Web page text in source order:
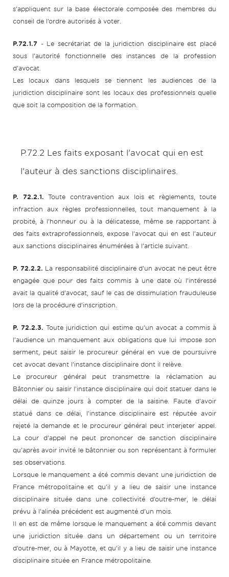
s’appliquent sur la base électorale composée des membres du
conseil de l’ordre autorisés à voter.
P.72.1.7 - Le secrétariat de la juridiction disciplinaire est placé
sous l’autorité fonctionnelle des instances de la profession
d’avocat.
Les locaux dans lesquels se tiennent les audiences de la
juridiction disciplinaire sont les locaux des professionnels quelle
que soit la composition de la formation.
P.72.2 Les faits exposant l’avocat qui en est
l’auteur à des sanctions disciplinaires.
P. 72.2.1. Toute contravention aux lois et règlements, toute
infraction aux règles professionnelles, tout manquement à la
probité, à l’honneur ou à la délicatesse, même se rapportant à
des faits extraprofessionnels, expose l’avocat qui en est l’auteur
aux sanctions disciplinaires énumérées à l’article suivant.
P. 72.2.2. La responsabilité disciplinaire d’un avocat ne peut être
engagée que pour des faits commis à une date où l’intéressé
avait la qualité d’avocat, sauf le cas de dissimulation frauduleuse
lors de la procédure d’inscription.
P. 72.2.3. Toute juridiction qui estime qu’un avocat a commis à
l’audience un manquement aux obligations que lui impose son
serment, peut saisir le procureur général en vue de poursuivre
cet avocat devant l’instance disciplinaire dont il relève.
Le procureur général peut transmettre la réclamation au
Bâtonnier ou saisir l’instance disciplinaire qui doit statuer dans le
délai de quinze jours à compter de la saisine. Faute d’avoir
statué dans ce délai, l’instance disciplinaire est réputée avoir
rejeté la demande et le procureur général peut interjeter appel.
La cour d’appel ne peut prononcer de sanction disciplinaire
qu’après avoir invité le bâtonnier ou son représentant à formuler
ses observations.
Lorsque le manquement a été commis devant une juridiction de
France métropolitaine et qu’il y a lieu de saisir une instance
disciplinaire située dans une collectivité d’outre-mer, le délai
prévu à l’alinéa précédent est augmenté d’un mois.
Il en est de même lorsque le manquement a été commis devant
une juridiction située dans un département ou un territoire
d’outre-mer, ou à Mayotte, et qu’il y a lieu de saisir une instance
disciplinaire située en France métropolitaine.